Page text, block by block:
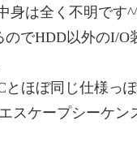
身は全く不明です
でHDD以外のI/
とほぼ同じ仕様っ
スケープシーケ